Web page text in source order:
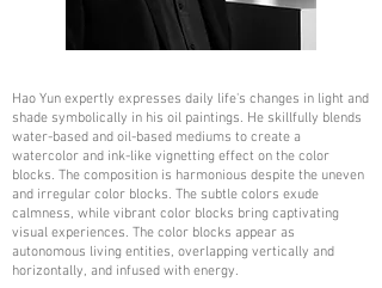
Hao Yun expertly expresses daily life's changes in light and
shade symbolically in his oil paintings. He skillfully blends
water-based and oil-based mediums to create a
watercolor and ink-like vignetting effect on the color
blocks. The composition is harmonious despite the uneven
and irregular color blocks. The subtle colors exude
calmness, while vibrant color blocks bring captivating
visual experiences. The color blocks appear as
autonomous living entities, overlapping vertically and
horizontally, and infused with energy.